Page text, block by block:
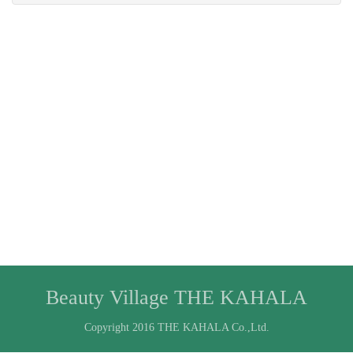
Beauty Village THE KAHALA
Copyright 2016 THE KAHALA Co.,Ltd.